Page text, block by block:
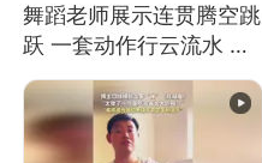
舞蹈老师展示连贯腾空跳
跃 一套动作行云流水 节
奏感拉满 网友：怎么做
到又舞又武的？